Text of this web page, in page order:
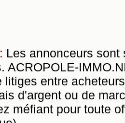
Les annonceurs
ACROPOLE-
litiges entre
d'argent ou de
méfiant pour toute